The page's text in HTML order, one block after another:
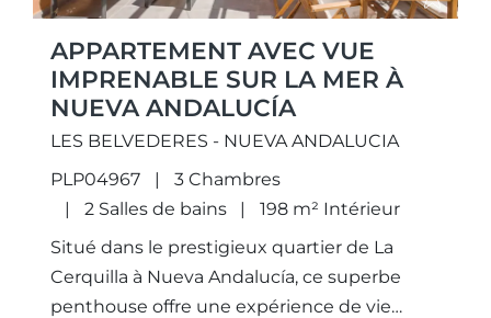
APPARTEMENT AVEC VUE
IMPRENABLE SUR LA MER À
NUEVA ANDALUCÍA
LES BELVEDERES - NUEVA ANDALUCIA
PLP04967
3 Chambres
2 Salles de bains
198 m² Intérieur
Situé dans le prestigieux quartier de La
Cerquilla à Nueva Andalucía, ce superbe
penthouse offre une expérience de vie